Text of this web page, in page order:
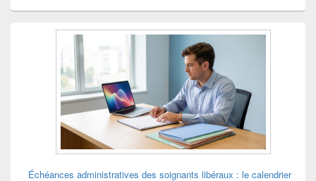
Échéances administratives des soignants libéraux : le calendrier